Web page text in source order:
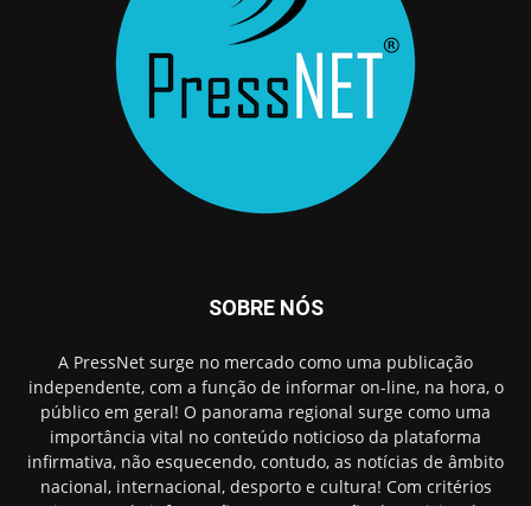
SOBRE NÓS
A PressNet surge no mercado como uma publicação
independente, com a função de informar on-line, na hora, o
público em geral! O panorama regional surge como uma
importância vital no conteúdo noticioso da plataforma
infirmativa, não esquecendo, contudo, as notícias de âmbito
nacional, internacional, desporto e cultura! Com critérios